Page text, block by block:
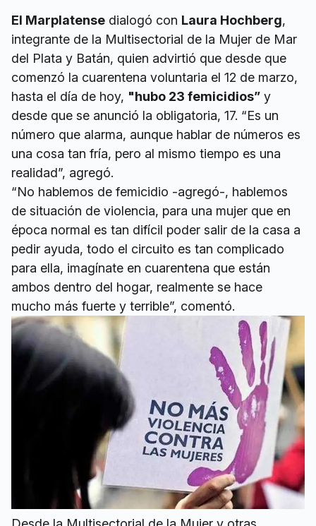
El Marplatense dialogó con Laura Hochberg,
integrante de la Multisectorial de la Mujer de Mar
del Plata y Batán, quien advirtió que desde que
comenzó la cuarentena voluntaria el 12 de marzo,
hasta el día de hoy, "hubo 23 femicidios” y
desde que se anunció la obligatoria, 17. “Es un
número que alarma, aunque hablar de números es
una cosa tan fría, pero al mismo tiempo es una
realidad”, agregó.
“No hablemos de femicidio -agregó-, hablemos
de situación de violencia, para una mujer que en
época normal es tan difícil poder salir de la casa a
pedir ayuda, todo el circuito es tan complicado
para ella, imagínate en cuarentena que están
ambos dentro del hogar, realmente se hace
mucho más fuerte y terrible”, comentó.